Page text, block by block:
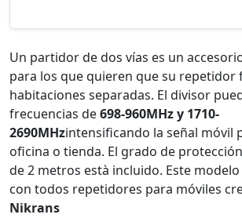
Un partidor de dos vías es un
para los que quieren que su repetidor
habitaciones separadas. El divisor
frecuencias de698-960MHz y 1710-
2690MHzintensificando la señal móvil
oficina o tienda. El grado de
de 2 metros està incluido. Este
con todos repetidores para móviles
Nikrans